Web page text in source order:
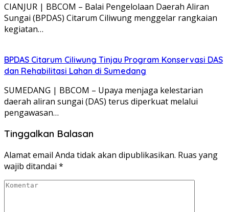
CIANJUR | BBCOM – Balai Pengelolaan Daerah Aliran
Sungai (BPDAS) Citarum Ciliwung menggelar rangkaian
kegiatan…
BPDAS Citarum Ciliwung Tinjau Program Konservasi DAS
dan Rehabilitasi Lahan di Sumedang
SUMEDANG | BBCOM – Upaya menjaga kelestarian
daerah aliran sungai (DAS) terus diperkuat melalui
pengawasan…
Tinggalkan Balasan
Alamat email Anda tidak akan dipublikasikan. Ruas yang
wajib ditandai *